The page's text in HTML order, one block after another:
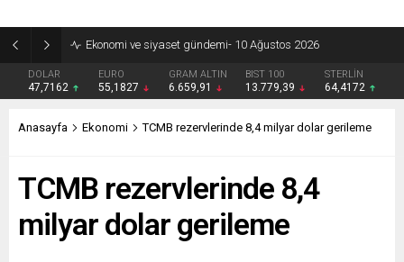
DOLAR
47,7162
EURO
55,1827
GRAM ALTIN
6.659,91
BIST 100
13.779,39
STERLİN
64,4172
Anasayfa Ekonomi TCMB rezervlerinde 8,4 milyar dolar gerileme
TCMB rezervlerinde 8,4
milyar dolar gerileme